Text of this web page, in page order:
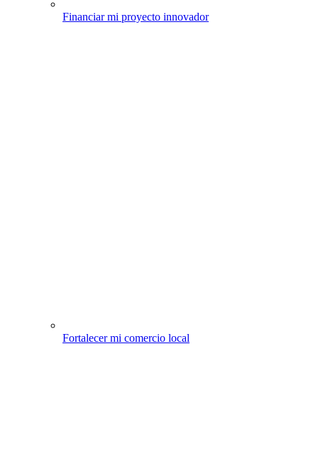
Financiar mi proyecto innovador
Fortalecer mi comercio local